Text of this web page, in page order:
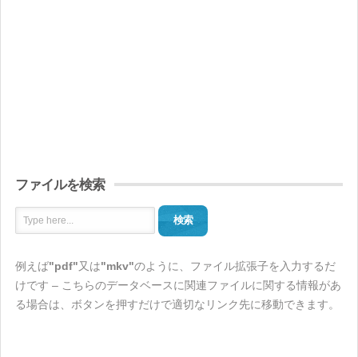
ファイルを検索
検索
例えば"pdf"又は"mkv"のように、ファイル拡張子を入力するだ
けです – こちらのデータベースに関連ファイルに関する情報があ
る場合は、ボタンを押すだけで適切なリンク先に移動できます。